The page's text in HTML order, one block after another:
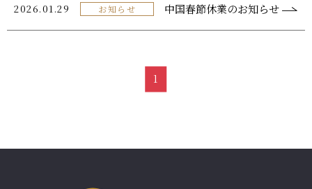
2026.01.29 お知らせ 中国春節休業のお知らせ
1